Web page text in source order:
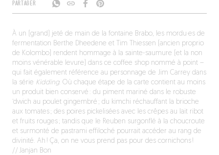
PARTAGER
À un (grand) jeté de main de la fontaine Brabo, les mordu·es de
fermentation Berthe Dheedene et Tim Thiessen (ancien proprio
de Kolombo) rendent hommage à la sainte-saumure (et la non
moins vénérable levure) dans ce coffee shop nommé à point –
qui fait également référence au personnage de Jim Carrey dans
la série Kidding. Où chaque étape de la carte contient au moins
un produit bien conservé : du piment mariné dans le robuste
‘dwich au poulet gingembré ; du kimchi réchauffant la brioche
aux tomates ; des poires pickelisées avec les crêpes au lait ribot
et fruits rouges ; tandis que le Reuben surgonflé à la choucroute
et surmonté de pastrami effiloché pourrait accéder au rang de
divinité. Ah ! Ça, on ne vous prend pas pour des cornichons !
// Janjan Bon